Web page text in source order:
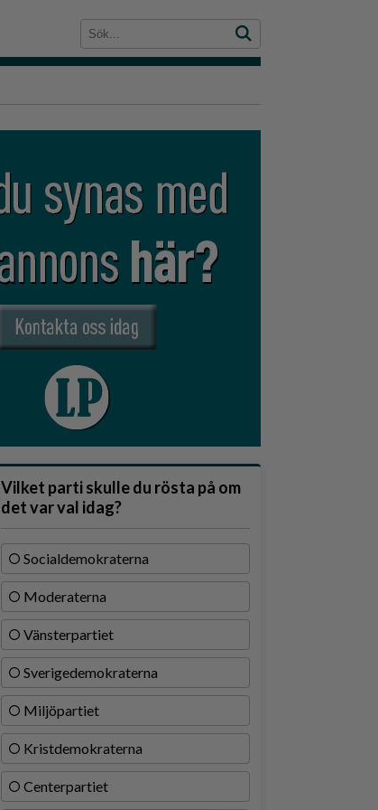
Vilket parti skulle du rösta på om
det var val idag?
Socialdemokraterna
Moderaterna
Vänsterpartiet
Sverigedemokraterna
Miljöpartiet
Kristdemokraterna
Centerpartiet